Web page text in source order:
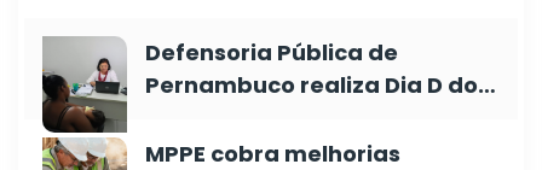
Defensoria Pública de
Pernambuco realiza Dia D do…
MPPE cobra melhorias